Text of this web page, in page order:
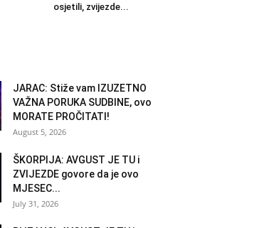
osjetili, zvijezde...
JARAC: Stiže vam IZUZETNO
VAŽNA PORUKA SUDBINE, ovo
MORATE PROČITATI!
August 5, 2026
ŠKORPIJA: AVGUST JE TU i
ZVIJEZDE govore da je ovo
MJESEC...
July 31, 2026